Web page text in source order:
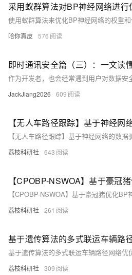
采用蚁群算法对BP神经网络进行
哈你真皮 576
JackJiang2026 609
荔枝科研社 643
荔枝科研社 261
基于遗传算法的多式联运车辆路径网络优
荔枝科研社 309